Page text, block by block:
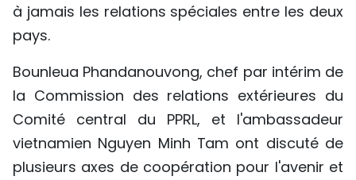
à jamais les relations spéciales entre les deux
pays.
Bounleua Phandanouvong, chef par intérim de
la Commission des relations extérieures du
Comité central du PPRL, et l'ambassadeur
vietnamien Nguyen Minh Tam ont discuté de
plusieurs axes de coopération pour l'avenir et